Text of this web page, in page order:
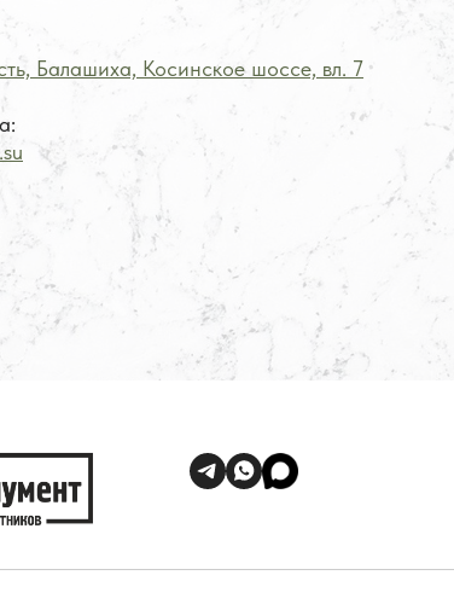
Балашиха, Косинское шоссе, вл. 7